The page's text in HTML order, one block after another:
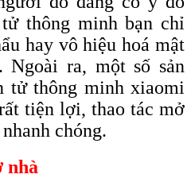
thông minh bạn chỉ
hay vô hiệu hoá mật
ra, một số sản
tử thông minh xiaomi
tiện lợi, thao tác mở
chóng.
nhà